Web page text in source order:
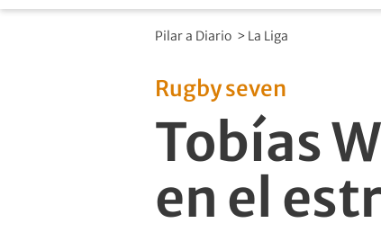
Pilar a Diario > La Liga
Rugby seven
Tobías
en el